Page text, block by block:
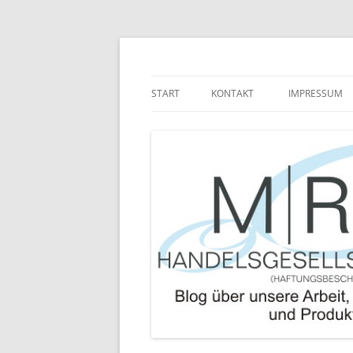
Zum
START KONTAKT IMPRESSUM